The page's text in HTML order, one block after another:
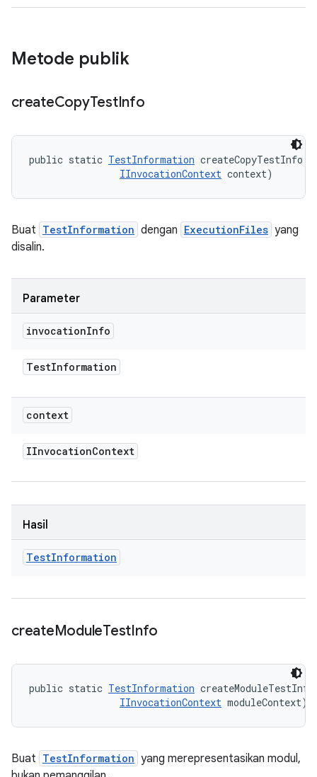
Metode publik
createCopyTestInfo
public static TestInformation createCopyTestInfo (
IInvocationContext context)
Buat TestInformation dengan ExecutionFiles yang
disalin.
Parameter
invocationInfo
TestInformation
context
IInvocationContext
Hasil
TestInformation
createModuleTestInfo
public static TestInformation
IInvocationContext moduleContext)
Buat TestInformation yang merepresentasikan modul,